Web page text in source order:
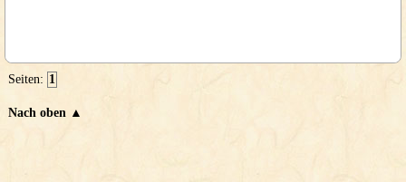
Seiten: 1
Nach oben ▲